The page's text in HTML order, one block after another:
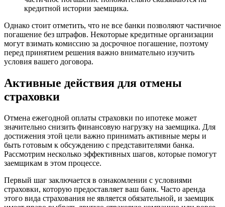
кредитной истории заемщика.
Однако стоит отметить, что не все банки позволяют частичное
погашение без штрафов. Некоторые кредитные организации
могут взимать комиссию за досрочное погашение, поэтому
перед принятием решения важно внимательно изучить
условия вашего договора.
Активные действия для отмены
страховки
Отмена ежегодной оплаты страховки по ипотеке может
значительно снизить финансовую нагрузку на заемщика. Для
достижения этой цели важно принимать активные меры и
быть готовым к обсуждению с представителями банка.
Рассмотрим несколько эффективных шагов, которые помогут
заемщикам в этом процессе.
Первый шаг заключается в ознакомлении с условиями
страховки, которую предоставляет ваш банк. Часто аренда
этого вида страхования не является обязательной, и заемщик